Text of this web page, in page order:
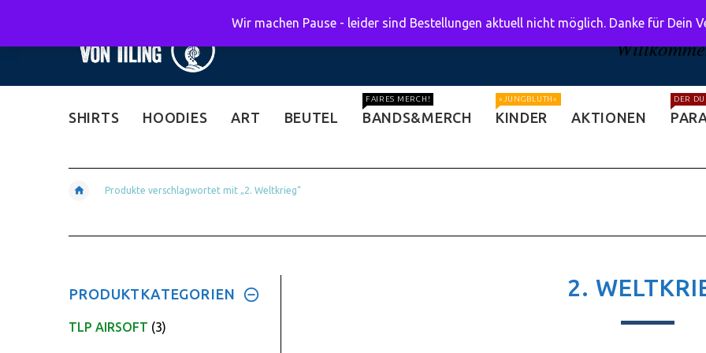
SHIRTS HOODIES ART BEUTEL BANDS&MERCH
FAIRES MERCH!
KINDER
»JUNGBLUTH«
AKTIONEN
DER
Produkte verschlagwortet mit „2. Weltkrieg“
PRODUKTKATEGORIEN
TLP AIRSOFT (3)
2.
Wir machen Pause - leider sind Bestellungen aktuell nicht möglich. Danke für Dein